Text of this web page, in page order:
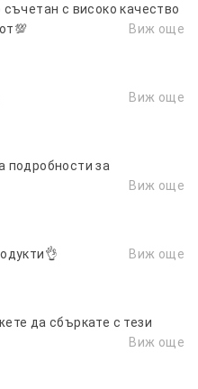
с високо качество
Виж още
Виж още
подробности за
Виж още
Виж още
да сбъркате с тези
Виж още